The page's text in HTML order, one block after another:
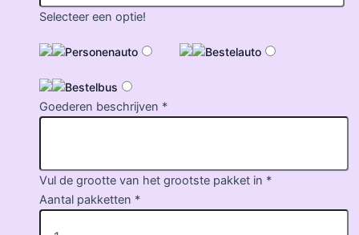
Selecteer een optie!
Personenauto Bestelauto
Bestelbus
Goederen beschrijven *
Vul de grootte van het grootste pakket in *
Aantal pakketten *